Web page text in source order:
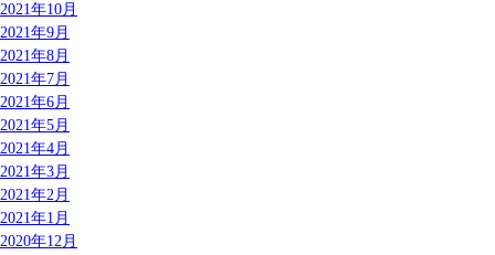
2021年10月
2021年9月
2021年8月
2021年7月
2021年6月
2021年5月
2021年4月
2021年3月
2021年2月
2021年1月
2020年12月